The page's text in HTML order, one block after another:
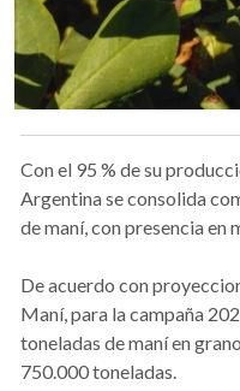
Con el 95 % de su
Argentina se consolida
de maní, con presencia en
De acuerdo con
Maní, para la campaña
toneladas de maní en
750.000 toneladas.